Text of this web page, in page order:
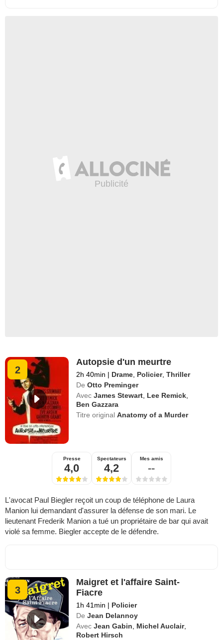
2
Autopsie d'un meurtre
2h 40min | Drame Policier,Thriller
De Otto Preminger
Avec James Stewart Lee Remick
Ben Gazzara
Titre originalAnatomy of a Murder
Presse
4,0
Spectateurs
4,2
Mes amis
--
L'avocat Paul Biegler reçoit un coup de téléphone de Laura
Manion lui demandant d'assurer la défense de son mari. Le
lieutenant Frederik Manion a tué un propriétaire de bar qui avait
violé sa femme. Biegler accepte de le défendre.
3
Maigret et l'affaire Saint-
Fiacre
1h 41min | Policier
De Jean Delannoy
Avec Jean Gabin Michel Auclair,
Robert Hirsch